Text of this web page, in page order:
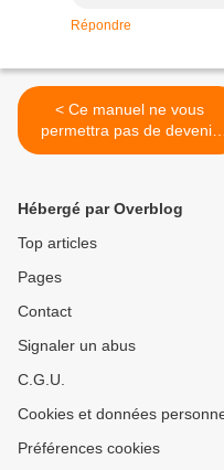
Répondre
< Ce manuel ne vous
permettra pas de devenir
riche et célèbre, je m'y
Hébergé par Overblog
Top articles
Pages
Contact
Signaler un abus
C.G.U.
Cookies et données
Préférences cookies